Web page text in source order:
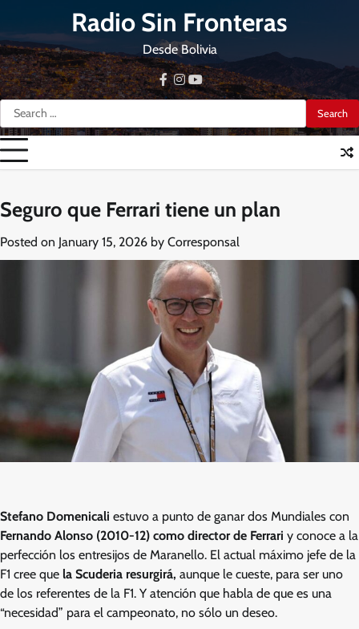
content
Radio Sin Fronteras
Desde Bolivia
Search
for:
facebook
instagram
youtube
Seguro que Ferrari tiene un plan
Posted on January 15, 2026 by Corresponsal
Stefano Domenicali estuvo a punto de ganar dos Mundiales con
Fernando Alonso (2010-12) como director de Ferrari y conoce a la
perfección los entresijos de Maranello. El actual máximo jefe de la
F1 cree que la Scuderia resurgirá, aunque le cueste, para ser uno
de los referentes de la F1. Y atención que habla de que es una
“necesidad” para el campeonato, no sólo un deseo.